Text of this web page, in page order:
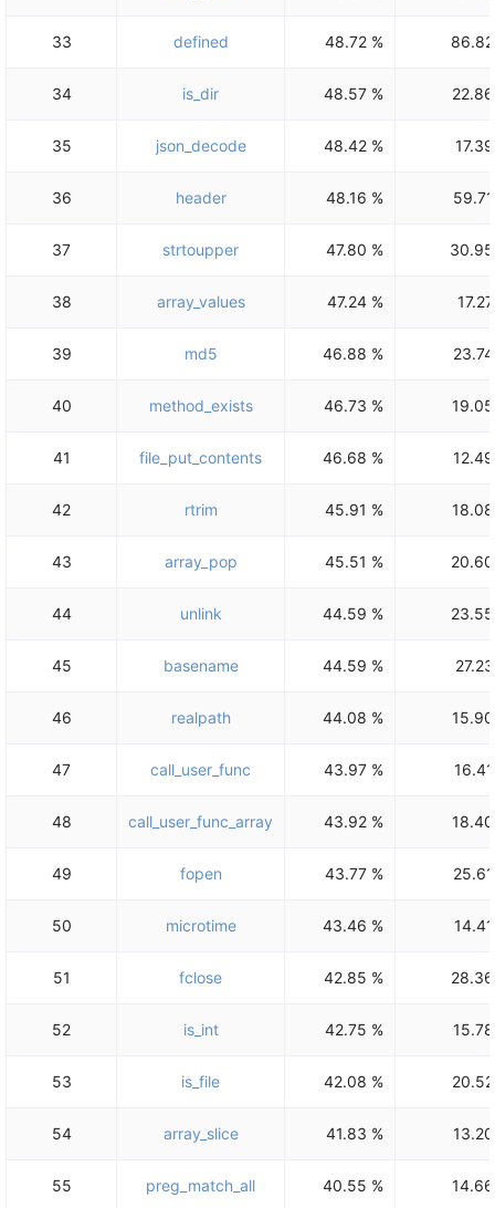
33 defined 48.72 % 86.82
34 is_dir 48.57 % 22.86
35 json_decode 48.42 % 17.39
36 header 48.16 % 59.71
37 strtoupper 47.80 % 30.95
38 array_values 47.24 % 17.27
39 md5 46.88 % 23.74
40 method_exists 46.73 % 19.05
41 file_put_contents 46.68 % 12.49
42 rtrim 45.91 % 18.08
43 array_pop 45.51 % 20.60
44 unlink 44.59 % 23.55
45 basename 44.59 % 27.23
46 realpath 44.08 % 15.90
47 call_user_func 43.97 % 16.41
48 call_user_func_array 43.92 % 18.40
49 fopen 43.77 % 25.61
50 microtime 43.46 % 14.41
51 fclose 42.85 % 28.36
52 is_int 42.75 % 15.78
53 is_file 42.08 % 20.52
54 array_slice 41.83 % 13.20
55 preg_match_all 40.55 % 14.66